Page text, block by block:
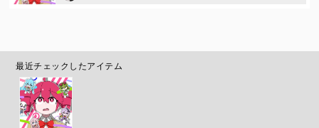
最近チェックしたアイテム